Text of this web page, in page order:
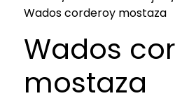
Wados corderoy mostaza
Wados
mostaza